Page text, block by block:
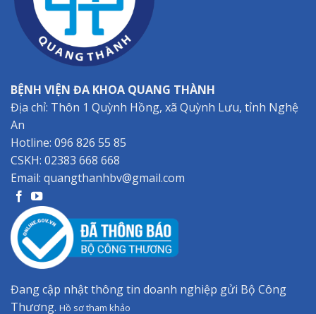
BỆNH VIỆN ĐA KHOA QUANG THÀNH
Địa chỉ: Thôn 1 Quỳnh Hồng, xã Quỳnh Lưu, tỉnh Nghệ
An
Hotline: 096 826 55 85
CSKH: 02383 668 668
Email: quangthanhbv@gmail.com
Đang cập nhật thông tin doanh nghiệp gửi Bộ Công
Thương. Hồ sơ tham khảo